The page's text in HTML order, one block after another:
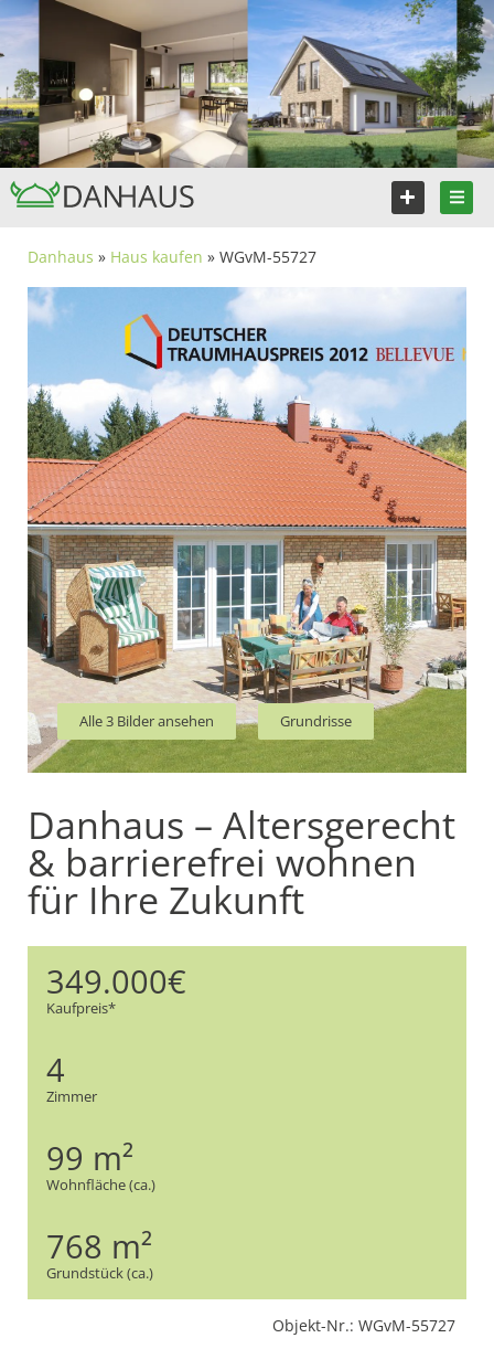
Danhaus » Haus kaufen » WGvM-55727
Alle 3 Bilder ansehen Grundrisse
Danhaus – Altersgerecht
& barrierefrei wohnen
für Ihre Zukunft
349.000€
Kaufpreis*
4
Zimmer
99 m²
Wohnfläche (ca.)
768 m²
Grundstück (ca.)
Objekt-Nr.: WGvM-55727